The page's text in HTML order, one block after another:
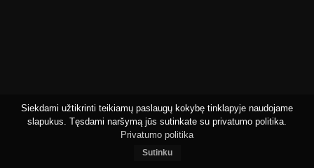
Siekdami užtikrinti teikiamų paslaugų kokybę tinklapyje naudojame
slapukus. Tęsdami naršymą jūs sutinkate su privatumo politika.
Privatumo politika
Sutinku